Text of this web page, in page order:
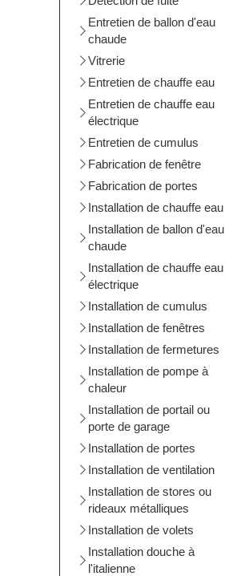
Entretien de ballon d'eau
chaude
Vitrerie
Entretien de chauffe eau
Entretien de chauffe eau
électrique
Entretien de cumulus
Fabrication de fenêtre
Fabrication de portes
Installation de chauffe eau
Installation de ballon d'eau
chaude
Installation de chauffe eau
électrique
Installation de cumulus
Installation de fenêtres
Installation de fermetures
Installation de pompe à
chaleur
Installation de portail ou
porte de garage
Installation de portes
Installation de ventilation
Installation de stores ou
rideaux métalliques
Installation de volets
Installation douche à
l'italienne